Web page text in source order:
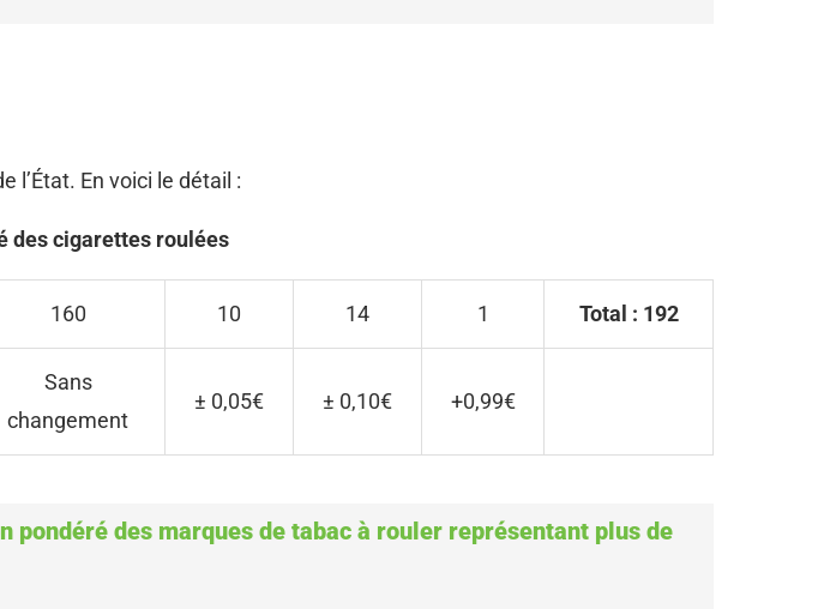
l’État. En voici le détail :
des cigarettes roulées
160 10 14 1 Total : 192
Sans
changement
± 0,05€ ± 0,10€ +0,99€
des marques de tabac à rouler représentant plus de